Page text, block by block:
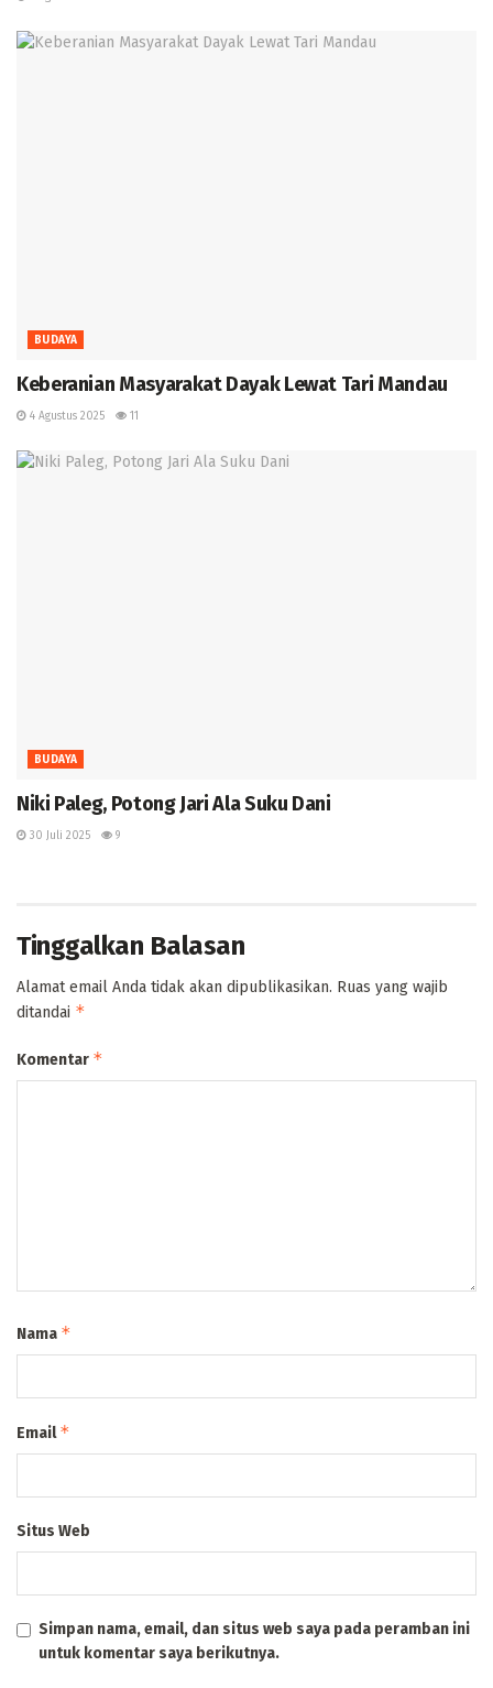
BUDAYA
Keberanian Masyarakat Dayak Lewat Tari Mandau ‎
4 Agustus 2025 11
BUDAYA
Niki Paleg, Potong Jari Ala Suku Dani
30 Juli 2025 9
Tinggalkan Balasan
Alamat email Anda tidak akan dipublikasikan. Ruas yang wajib
ditandai *
Komentar *
Nama *
Email*
Situs Web
Simpan nama, email, dan situs web saya pada peramban ini
untuk komentar saya berikutnya.